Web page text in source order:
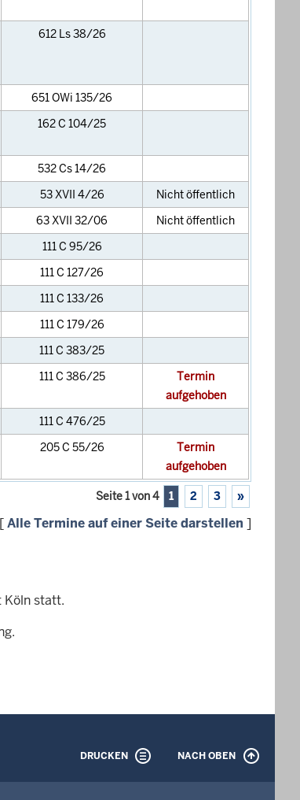
612 Ls 38/26
651 OWi 135/26
162 C 104/25
532 Cs 14/26
53 XVII 4/26
Nicht öffentlich
63 XVII 32/06
Nicht öffentlich
111 C 95/26
111 C 127/26
111 C 133/26
111 C 179/26
111 C 383/25
111 C 386/25
Termin
aufgehoben
111 C 476/25
205 C 55/26
Termin
aufgehoben
Seite 1 von 4 1 2 3 »
[Alle Termine auf einer Seite darstellen ]
Köln statt.
DRUCKEN NACH OBEN